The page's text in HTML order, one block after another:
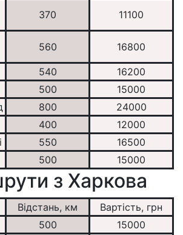
370 11100
560 16800
540
16200
500
15000
800
24000
400
12000
550
16500
500 15000
з Харкова
Відстань, км
Вартість, грн
500
15000